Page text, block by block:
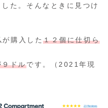
た。そんなときに見つけ
購入した１２個に仕切ら
９ドルです。（2021年現